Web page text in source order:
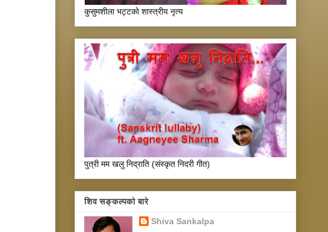
कुसुमशीला भट्टकाे शास्त्रीय नृत्य
पुत्री मम खलु निद्राति (संस्कृत निदरी गीत)
शिव सङ्कल्पकाे बारे
Shiva Sankalpa